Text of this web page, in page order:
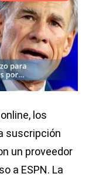
los
suscripción
un proveedor
a ESPN. La